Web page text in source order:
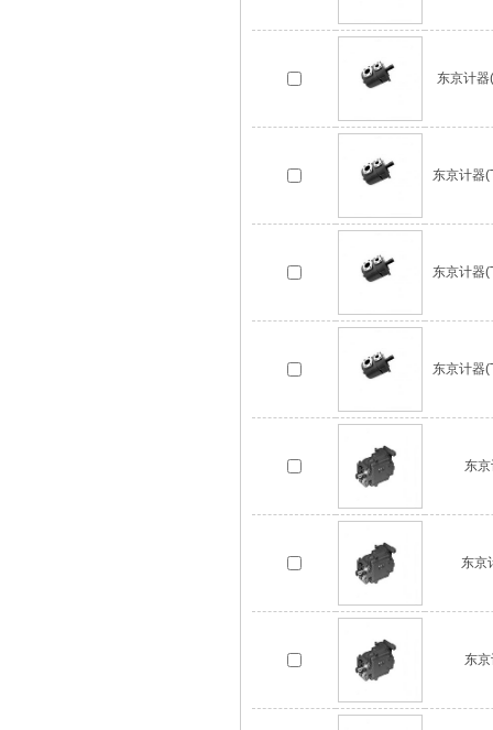
东京计
东京计器
东京计器
东京计器
东
东京
东